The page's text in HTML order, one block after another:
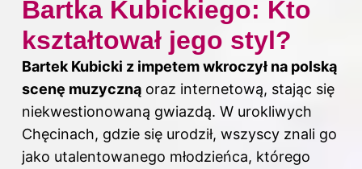
Bartka Kubickiego: Kto
kształtował jego styl?
Bartek Kubicki z impetem wkroczył na polską
scenę muzyczną oraz internetową, stając się
niekwestionowaną gwiazdą. W urokliwych
Chęcinach, gdzie się urodził, wszyscy znali go
jako utalentowanego młodzieńca, którego